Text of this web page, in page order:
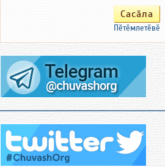
Пӗтӗмлетӗвӗ